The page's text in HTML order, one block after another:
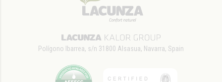
Polígono Ibarrea, s/n 31800 Alsasua, Navarra, Spain